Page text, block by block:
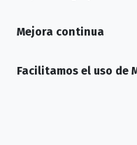
Facilitamos el uso de